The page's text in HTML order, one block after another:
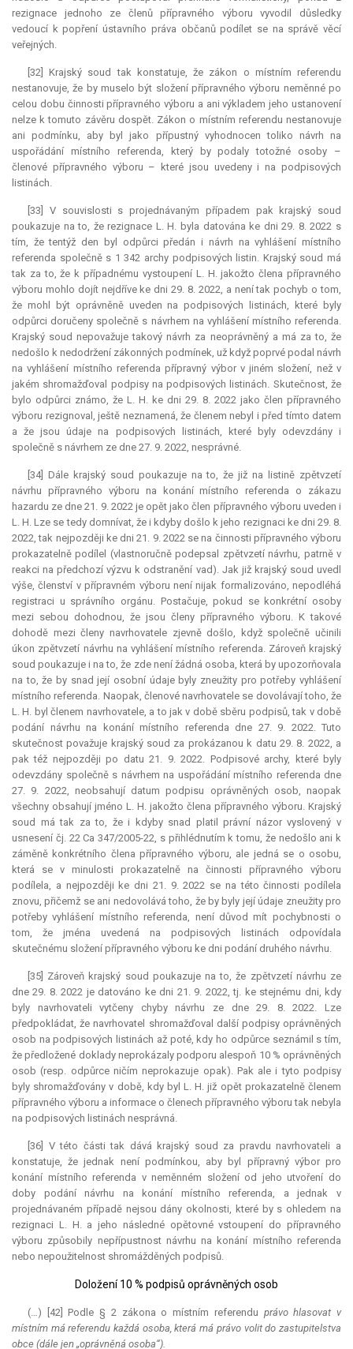
rezignace jednoho ze členů přípravného výboru vyvodil důsledky
vedoucí k popření ústavního práva občanů podílet se na správě věcí
veřejných.
[32] Krajský soud tak konstatuje, že zákon o místním referendu
nestanovuje, že by muselo být složení přípravného výboru neměnné po
celou dobu činnosti přípravného výboru a ani výkladem jeho ustanovení
nelze k tomuto závěru dospět. Zákon o místním referendu nestanovuje
ani podmínku, aby byl jako přípustný vyhodnocen toliko návrh na
uspořádání místního referenda, který by podaly totožné osoby –
členové přípravného výboru – které jsou uvedeny i na podpisových
listinách.
[33] V souvislosti s projednávaným případem pak krajský soud
poukazuje na to, že rezignace L. H. byla datována ke dni 29. 8. 2022 s
tím, že tentýž den byl odpůrci předán i návrh na vyhlášení místního
referenda společně s 1 342 archy podpisových listin. Krajský soud má
tak za to, že k případnému vystoupení L. H. jakožto člena přípravného
výboru mohlo dojít nejdříve ke dni 29. 8. 2022, a není tak pochyb o tom,
že mohl být oprávněně uveden na podpisových listinách, které byly
odpůrci doručeny společně s návrhem na vyhlášení místního referenda.
Krajský soud nepovažuje takový návrh za neoprávněný a má za to, že
nedošlo k nedodržení zákonných podmínek, už když poprvé podal návrh
na vyhlášení místního referenda přípravný výbor v jiném složení, než v
jakém shromažďoval podpisy na podpisových listinách. Skutečnost, že
bylo odpůrci známo, že L. H. ke dni 29. 8. 2022 jako člen přípravného
výboru rezignoval, ještě neznamená, že členem nebyl i před tímto datem
a že jsou údaje na podpisových listinách, které byly odevzdány i
společně s návrhem ze dne 27. 9. 2022, nesprávné.
[34] Dále krajský soud poukazuje na to, že již na listině zpětvzetí
návrhu přípravného výboru na konání místního referenda o zákazu
hazardu ze dne 21. 9. 2022 je opět jako člen přípravného výboru uveden i
L. H. Lze se tedy domnívat, že i kdyby došlo k jeho rezignaci ke dni 29. 8.
2022, tak nejpozději ke dni 21. 9. 2022 se na činnosti přípravného výboru
prokazatelně podílel (vlastnoručně podepsal zpětvzetí návrhu, patrně v
reakci na předchozí výzvu k odstranění vad). Jak již krajský soud uvedl
výše, členství v přípravném výboru není nijak formalizováno, nepodléhá
registraci u správního orgánu. Postačuje, pokud se konkrétní osoby
mezi sebou dohodnou, že jsou členy přípravného výboru. K takové
dohodě mezi členy navrhovatele zjevně došlo, když společně učinili
úkon zpětvzetí návrhu na vyhlášení místního referenda. Zároveň krajský
soud poukazuje i na to, že zde není žádná osoba, která by upozorňovala
na to, že by snad její osobní údaje byly zneužity pro potřeby vyhlášení
místního referenda. Naopak, členové navrhovatele se dovolávají toho, že
L. H. byl členem navrhovatele, a to jak v době sběru podpisů, tak v době
podání návrhu na konání místního referenda dne 27. 9. 2022. Tuto
skutečnost považuje krajský soud za prokázanou k datu 29. 8. 2022, a
pak též nejpozději po datu 21. 9. 2022. Podpisové archy, které byly
odevzdány společně s návrhem na uspořádání místního referenda dne
27. 9. 2022, neobsahují datum podpisu oprávněných osob, naopak
všechny obsahují jméno L. H. jakožto člena přípravného výboru. Krajský
soud má tak za to, že i kdyby snad platil právní názor vyslovený v
usnesení čj. 22 Ca 347/2005-22, s přihlédnutím k tomu, že nedošlo ani k
záměně konkrétního člena přípravného výboru, ale jedná se o osobu,
která se v minulosti prokazatelně na činnosti přípravného výboru
podílela, a nejpozději ke dni 21. 9. 2022 se na této činnosti podílela
znovu, přičemž se ani nedovolává toho, že by byly její údaje zneužity pro
potřeby vyhlášení místního referenda, není důvod mít pochybnosti o
tom, že jména uvedená na podpisových listinách odpovídala
skutečnému složení přípravného výboru ke dni podání druhého návrhu.
[35] Zároveň krajský soud poukazuje na to, že zpětvzetí návrhu ze
dne 29. 8. 2022 je datováno ke dni 21. 9. 2022, tj. ke stejnému dni, kdy
byly navrhovateli vytčeny chyby návrhu ze dne 29. 8. 2022. Lze
předpokládat, že navrhovatel shromažďoval další podpisy oprávněných
osob na podpisových listinách až poté, kdy ho odpůrce seznámil s tím,
že předložené doklady neprokázaly podporu alespoň 10 % oprávněných
osob (resp. odpůrce ničím neprokazuje opak). Pak ale i tyto podpisy
byly shromažďovány v době, kdy byl L. H. již opět prokazatelně členem
přípravného výboru a informace o členech přípravného výboru tak nebyla
na podpisových listinách nesprávná.
[36] V této části tak dává krajský soud za pravdu navrhovateli a
konstatuje, že jednak není podmínkou, aby byl přípravný výbor pro
konání místního referenda v neměnném složení od jeho utvoření do
doby podání návrhu na konání místního referenda, a jednak v
projednávaném případě nejsou dány okolnosti, které by s ohledem na
rezignaci L. H. a jeho následné opětovné vstoupení do přípravného
výboru způsobily nepřípustnost návrhu na konání místního referenda
nebo nepoužitelnost shromážděných podpisů.
Doložení 10 % podpisů oprávněných osob
(…) [42] Podle § 2 zákona o místním referendu právo hlasovat v
místním má referendu každá osoba, která má právo volit do zastupitelstva
obce (dále jen „oprávněná osoba“).